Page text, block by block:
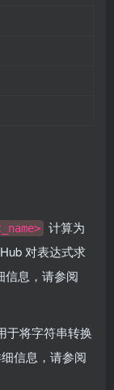
计算为
对表达式求
信息，请参阅
于将字符串转换
信息，请参阅